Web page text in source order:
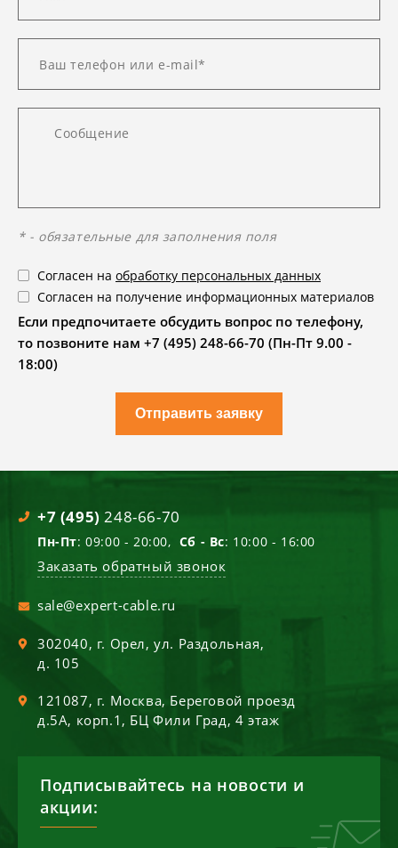
* - обязательные для заполнения поля
Согласен на обработку персональных данных
Согласен на получение информационных материалов
Если предпочитаете обсудить вопрос по телефону,
то позвоните нам +7 (495) 248-66-70 (Пн-Пт 9.00 -
18:00)
Отправить заявку
+7 (495) 248-66-70
Пн-Пт: 09:00 - 20:00, Сб - Вс: 10:00 - 16:00
Заказать обратный звонок
sale@expert-cable.ru
302040, г. Орел,ул. Раздольная,
д. 105
121087, г. Москва, Береговой проезд
д.5А, корп.1, БЦ Фили Град, 4 этаж
Подписывайтесь на новости и
акции: